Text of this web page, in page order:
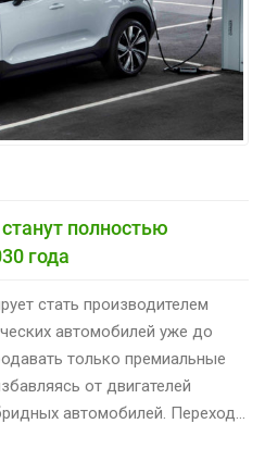
полностью
года
стать производителем
автомобилей уже до
только премиальные
от двигателей
автомобилей. Переход…